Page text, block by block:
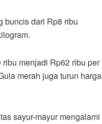
buncis dari Rp8 ribu
menjadi Rp62 ribu per
merah juga turun harga
sayur-mayur mengalami